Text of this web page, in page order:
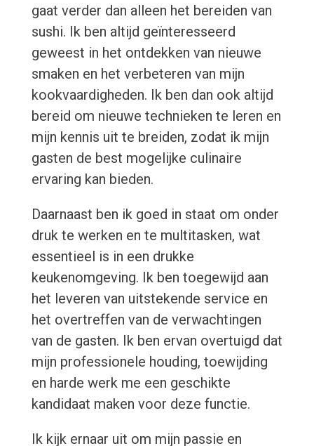
gaat verder dan alleen het bereiden van
sushi. Ik ben altijd geïnteresseerd
geweest in het ontdekken van nieuwe
smaken en het verbeteren van mijn
kookvaardigheden. Ik ben dan ook altijd
bereid om nieuwe technieken te leren en
mijn kennis uit te breiden, zodat ik mijn
gasten de best mogelijke culinaire
ervaring kan bieden.
Daarnaast ben ik goed in staat om onder
druk te werken en te multitasken, wat
essentieel is in een drukke
keukenomgeving. Ik ben toegewijd aan
het leveren van uitstekende service en
het overtreffen van de verwachtingen
van de gasten. Ik ben ervan overtuigd dat
mijn professionele houding, toewijding
en harde werk me een geschikte
kandidaat maken voor deze functie.
Ik kijk ernaar uit om mijn passie en